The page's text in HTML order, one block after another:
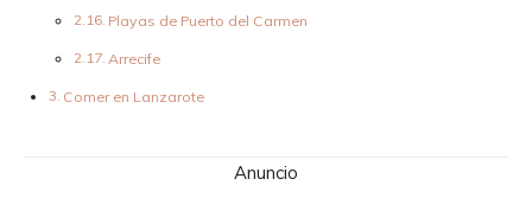
Playas de Puerto del Carmen
Arrecife
Comer en Lanzarote
Anuncio